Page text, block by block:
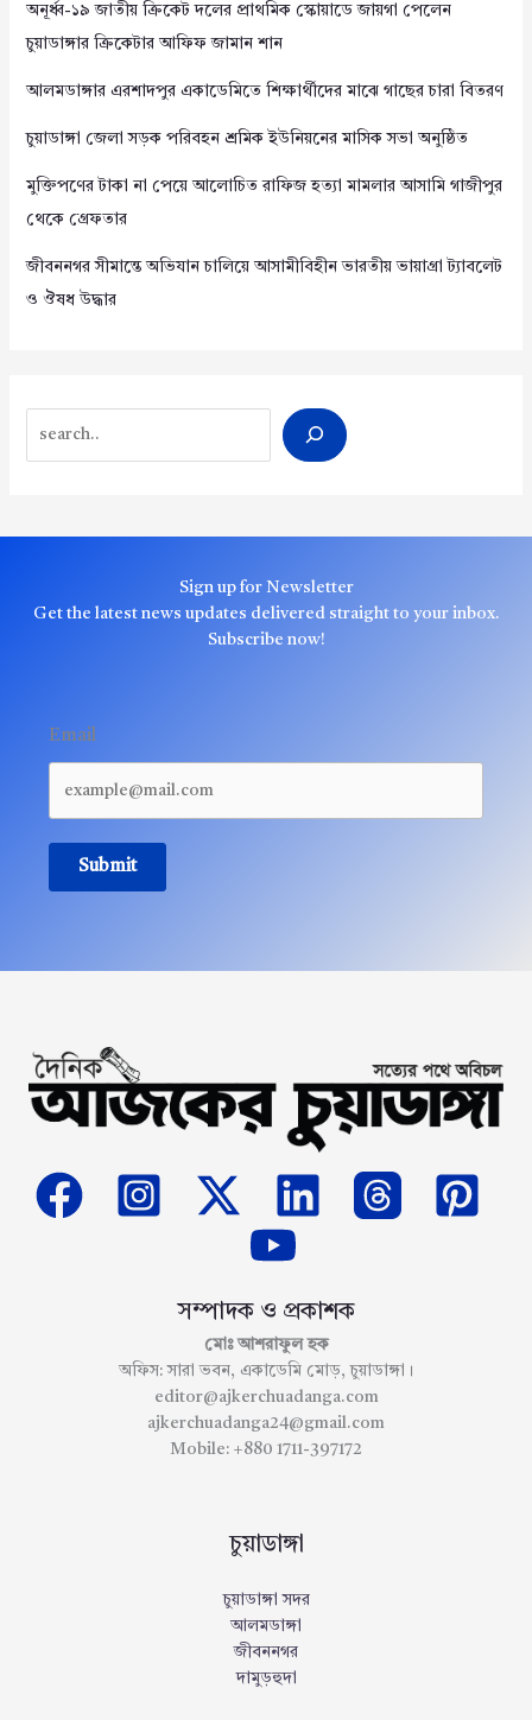
অনূর্ধ্ব-১৯ জাতীয় ক্রিকেট দলের প্রাথমিক স্কোয়াডে জায়গা পেলেন
চুয়াডাঙ্গার ক্রিকেটার আফিফ জামান শান
আলমডাঙ্গার এরশাদপুর একাডেমিতে শিক্ষার্থীদের মাঝে গাছের চারা বিতরণ
চুয়াডাঙ্গা জেলা সড়ক পরিবহন শ্রমিক ইউনিয়নের মাসিক সভা অনুষ্ঠিত
মুক্তিপণের টাকা না পেয়ে আলোচিত রাফিজ হত্যা মামলার আসামি গাজীপুর
থেকে গ্রেফতার
জীবননগর সীমান্তে অভিযান চালিয়ে আসামীবিহীন ভারতীয় ভায়াগ্রা ট্যাবলেট
ও ঔষধ উদ্ধার
Sign up for Newsletter
Get the latest news updates delivered straight to your inbox.
Subscribe now!
Email
Submit
সম্পাদক ও প্রকাশক
মোঃ আশরাফুল হক
অফিস: সারা ভবন, একাডেমি মোড়, চুয়াডাঙ্গা।
editor@ajkerchuadanga.com
ajkerchuadanga24@gmail.com
Mobile: +880 1711-397172
চুয়াডাঙ্গা
চুয়াডাঙ্গা সদর
আলমডাঙ্গা
জীবননগর
দামুড়হুদা